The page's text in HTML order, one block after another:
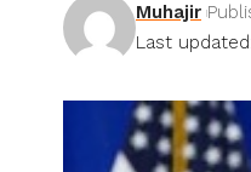
Last
Muhajir